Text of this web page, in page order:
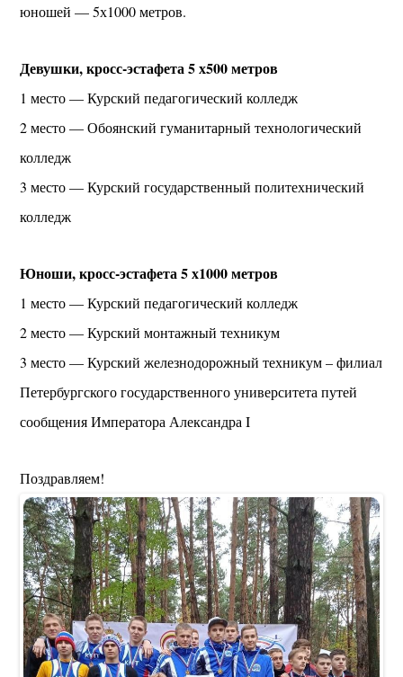
юношей — 5х1000 метров.
Девушки, кросс-эстафета 5 х500 метров
1 место — Курский педагогический колледж
2 место — Обоянский гуманитарный технологический
колледж
3 место — Курский государственный политехнический
колледж
Юноши, кросс-эстафета 5 х1000 метров
1 место — Курский педагогический колледж
2 место — Курский монтажный техникум
3 место — Курский железнодорожный техникум – филиал
Петербургского государственного университета путей
сообщения Императора Александра I
Поздравляем!